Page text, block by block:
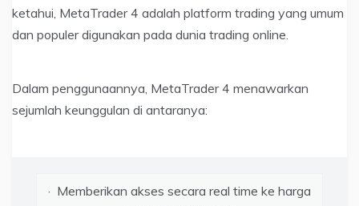
ketahui, MetaTrader 4 adalah platform trading yang umum
dan populer digunakan pada dunia trading online.
Dalam penggunaannya, MetaTrader 4 menawarkan
sejumlah keunggulan di antaranya:
· Memberikan akses secara real time ke harga